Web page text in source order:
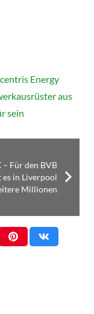
Energy
aus
sein
– Für den BVB
es in Liverpool
Millionen